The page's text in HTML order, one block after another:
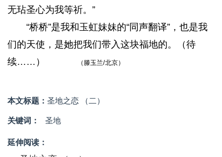
无玷圣心为我等祈。”
“桥桥”是我和玉虹妹妹的“同声翻译”，也是我
们的天使，是她把我们带入这块福地的。（待
续……）
（滕玉兰/北京）
本文标题： 圣地之恋 （二）
关键词： 圣地
延伸阅读：